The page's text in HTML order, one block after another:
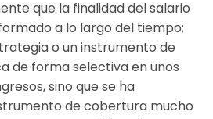
que la finalidad del salario
a lo largo del tiempo;
o un instrumento de
de forma selectiva en unos
sino que se ha
de cobertura mucho